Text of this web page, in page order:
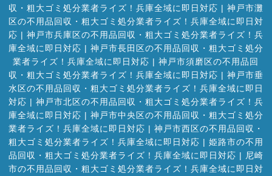
収・粗大ゴミ処分業者ライズ！兵庫全域に即日対応 | 神戸市灘
区の不用品回収・粗大ゴミ処分業者ライズ！兵庫全域に即日対
応 | 神戸市兵庫区の不用品回収・粗大ゴミ処分業者ライズ！兵
庫全域に即日対応 | 神戸市長田区の不用品回収・粗大ゴミ処分
業者ライズ！兵庫全域に即日対応 | 神戸市須磨区の不用品回
収・粗大ゴミ処分業者ライズ！兵庫全域に即日対応 | 神戸市垂
水区の不用品回収・粗大ゴミ処分業者ライズ！兵庫全域に即日
対応 | 神戸市北区の不用品回収・粗大ゴミ処分業者ライズ！兵
庫全域に即日対応 | 神戸市中央区の不用品回収・粗大ゴミ処分
業者ライズ！兵庫全域に即日対応 | 神戸市西区の不用品回収・
粗大ゴミ処分業者ライズ！兵庫全域に即日対応 | 姫路市の不用
品回収・粗大ゴミ処分業者ライズ！兵庫全域に即日対応 | 尼崎
市の不用品回収・粗大ゴミ処分業者ライズ！兵庫全域に即日対